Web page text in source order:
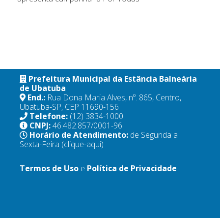
Prefeitura Municipal da Estância Balneária
de Ubatuba
End.: Rua Dona Maria Alves, nº. 865, Centro,
Ubatuba-SP, CEP 11690-156
Telefone: (12) 3834-1000
CNPJ:46.482.857/0001-96
Horário de Atendimento: de Segunda a
Sexta-Feira (clique-aqui)
Termos de Uso e Política de Privacidade